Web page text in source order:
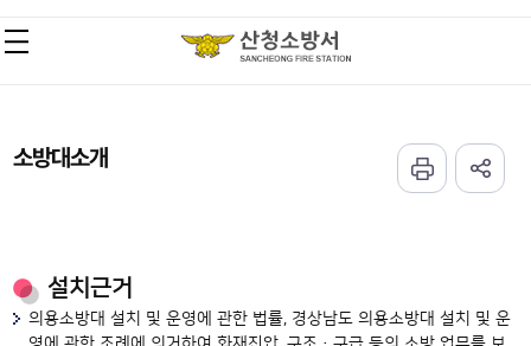
소방대소개
설치근거
의용소방대 설치 및 운영에 관한 법률, 경상남도 의용소방대 설치 및 운